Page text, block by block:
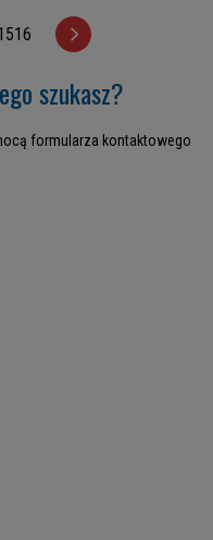
16
szukasz?
formularza kontaktowego